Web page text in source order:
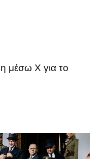
μέσω Χ για το